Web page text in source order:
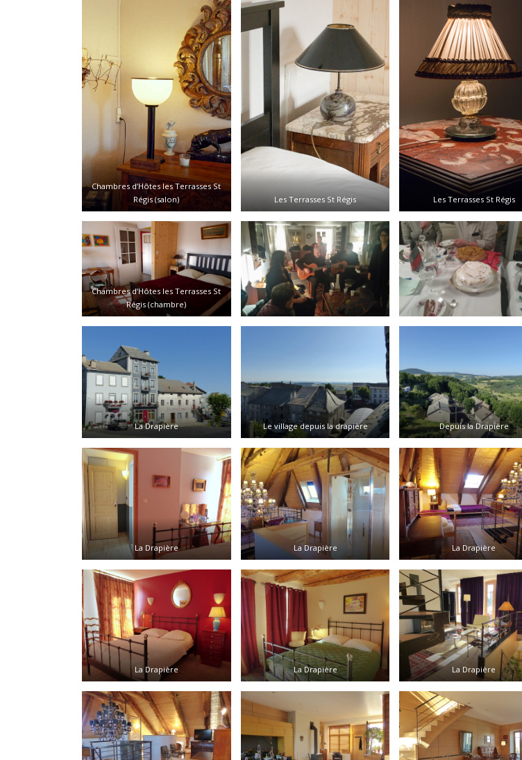
Chambres d’Hôtes les Terrasses St
Régis (salon)
Les Terrasses St Régis Les Terrasses St Régis
Chambres d’Hôtes les Terrasses St
Régis (chambre)
La Drapière Le village depuis la drapière Depuis la Drapière
La Drapière La Drapière La Drapière
La Drapière La Drapière La Drapière